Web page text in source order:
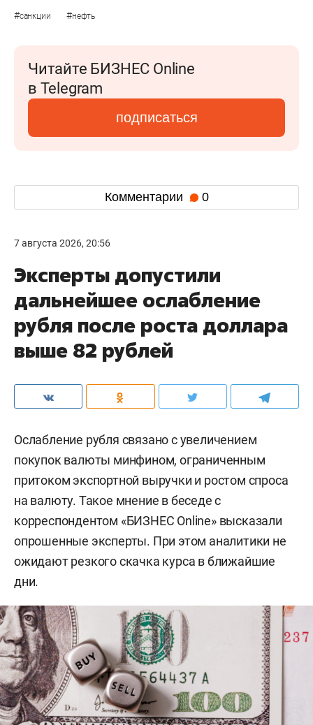
#санкции #нефть
Читайте БИЗНЕС Online
в Telegram
подписаться
Комментарии 0
7 августа 2026, 20:56
Эксперты допустили
дальнейшее ослабление
рубля после роста доллара
выше 82 рублей
Ослабление рубля связано с увеличением
покупок валюты минфином, ограниченным
притоком экспортной выручки и ростом спроса
на валюту. Такое мнение в беседе с
корреспондентом «БИЗНЕС Online» высказали
опрошенные эксперты. При этом аналитики не
ожидают резкого скачка курса в ближайшие
дни.